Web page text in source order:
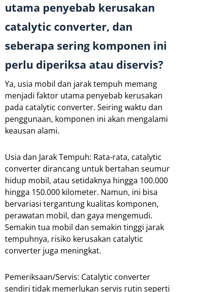
utama penyebab kerusakan
catalytic converter, dan
seberapa sering komponen ini
perlu diperiksa atau diservis?
Ya, usia mobil dan jarak tempuh memang
menjadi faktor utama penyebab kerusakan
pada catalytic converter. Seiring waktu dan
penggunaan, komponen ini akan mengalami
keausan alami.
Usia dan Jarak Tempuh: Rata-rata, catalytic
converter dirancang untuk bertahan seumur
hidup mobil, atau setidaknya hingga 100.000
hingga 150.000 kilometer. Namun, ini bisa
bervariasi tergantung kualitas komponen,
perawatan mobil, dan gaya mengemudi.
Semakin tua mobil dan semakin tinggi jarak
tempuhnya, risiko kerusakan catalytic
converter juga meningkat.
Pemeriksaan/Servis: Catalytic converter
sendiri tidak memerlukan servis rutin seperti